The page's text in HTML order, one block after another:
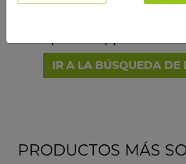
Aquí puede encontrar
IR A LA BÚSQUEDA DE
PRODUCTOS MÁS